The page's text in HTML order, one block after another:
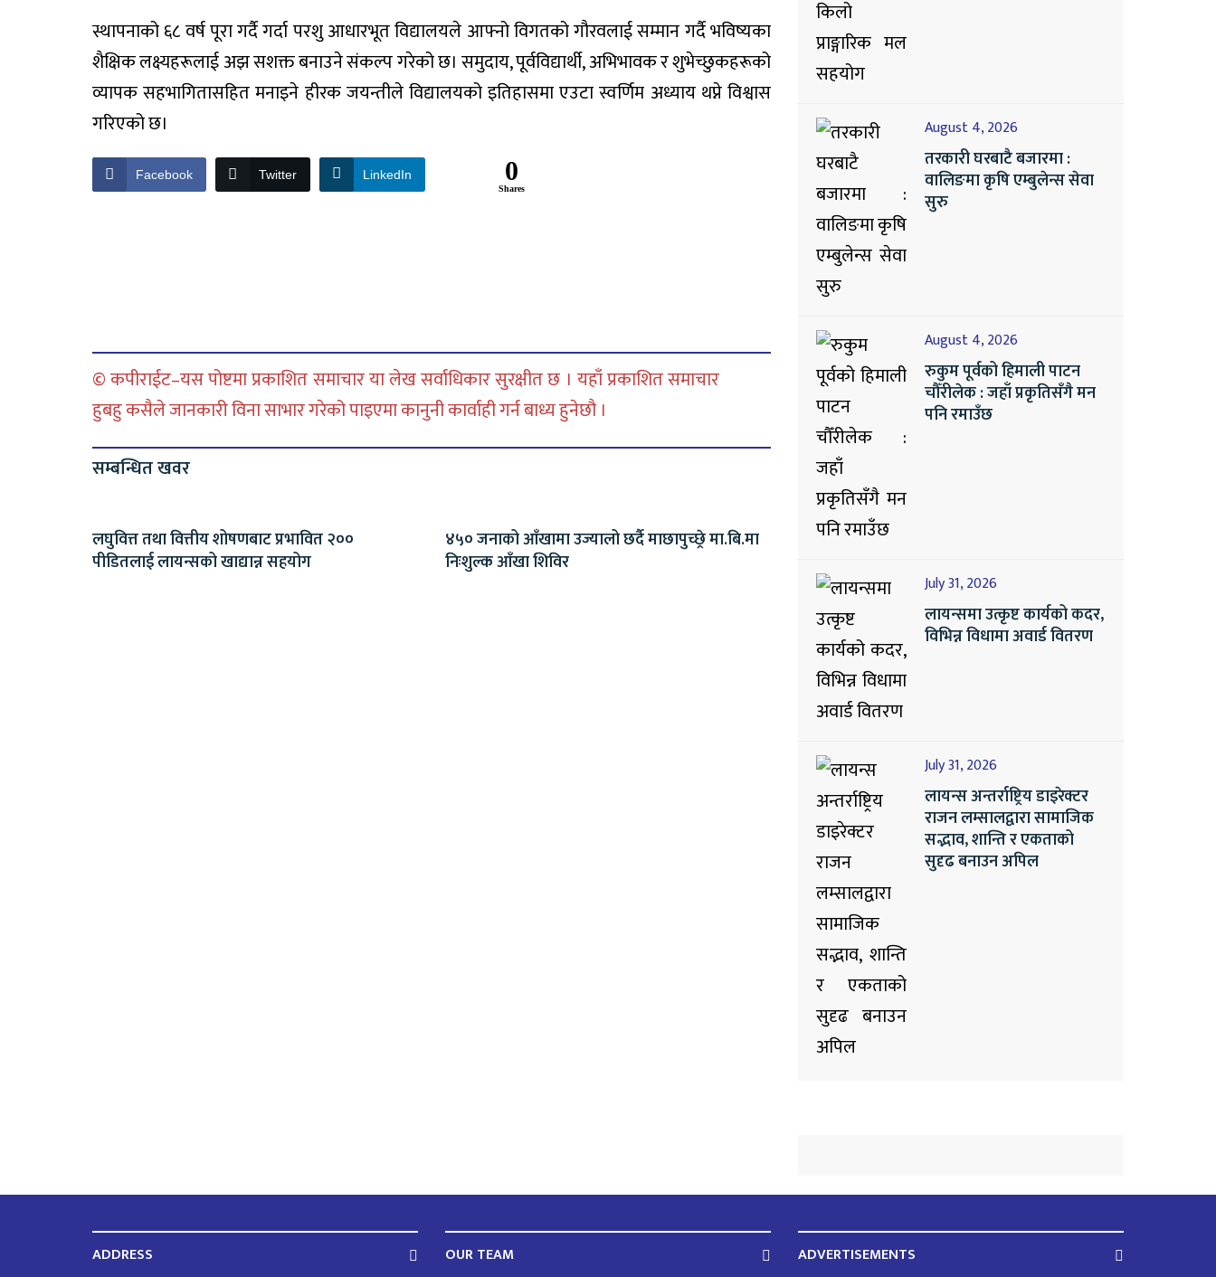
स्थापनाको ६८ वर्ष पूरा गर्दै गर्दा परशु आधारभूत विद्यालयले आफ्नो विगतको गौरवलाई सम्मान गर्दै भविष्यका
शैक्षिक लक्ष्यहरूलाई अझ सशक्त बनाउने संकल्प गरेको छ। समुदाय, पूर्वविद्यार्थी, अभिभावक र शुभेच्छुकहरूको
व्यापक सहभागितासहित मनाइने हीरक जयन्तीले विद्यालयको इतिहासमा एउटा स्वर्णिम अध्याय थप्ने विश्वास
गरिएको छ।
Facebook Twitter LinkedIn 0
Shares
© कपीराईट–यस पोष्टमा प्रकाशित समाचार या लेख सर्वाधिकार सुरक्षीत छ । यहाँ प्रकाशित समाचार
हुबहु कसैले जानकारी विना साभार गरेको पाइएमा कानुनी कार्वाही गर्न बाध्य हुनेछौ ।
सम्बन्धित खवर
लघुवित्त तथा वित्तीय शोषणबाट प्रभावित २००
पीडितलाई लायन्सको खाद्यान्न सहयोग
४५० जनाको आँखामा उज्यालो छर्दै माछापुच्छ्रे मा.बि.मा
निःशुल्क आँखा शिविर
August 4, 2026
तरकारी घरबाटै बजारमा :
वालिङमा कृषि एम्बुलेन्स सेवा
सुरु
August 4, 2026
रुकुम पूर्वको हिमाली पाटन
चौँरीलेक : जहाँ प्रकृतिसँगै मन
पनि रमाउँछ
July 31, 2026
लायन्समा उत्कृष्ट कार्यको कदर,
विभिन्न विधामा अवार्ड वितरण
July 31, 2026
लायन्स अन्तर्राष्ट्रिय डाइरेक्टर
राजन लम्सालद्वारा सामाजिक
सद्भाव, शान्ति र एकताको
सुदृढ बनाउन अपिल
ADDRESS OUR TEAM ADVERTISEMENTS